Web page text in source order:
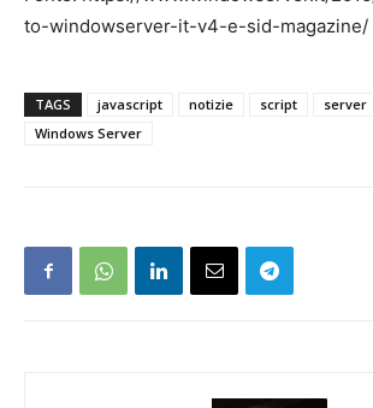
to-windowserver-it-v4-e-sid-magazine/
TAGS javascript notizie script server
Windows Server